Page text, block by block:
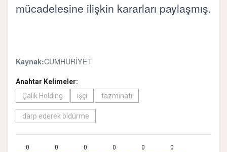
mücadelesine ilişkin kararları paylaşmış.
Kaynak:CUMHURİYET
Anahtar Kelimeler:
Çalık Holding
işçi tazminatı
darp ederek öldürme
0 0 0 0 0 0